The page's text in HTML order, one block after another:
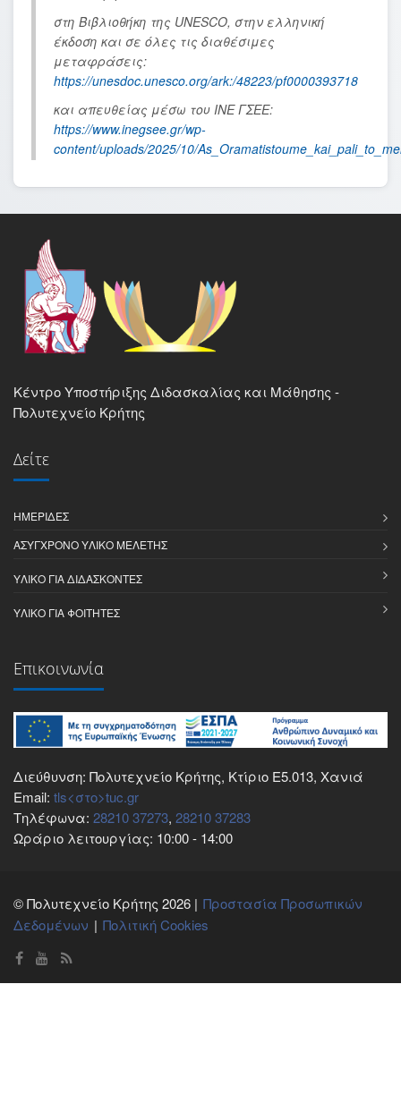
στη Βιβλιοθήκη της UNESCO, στην ελληνική
έκδοση και σε όλες τις διαθέσιμες
μεταφράσεις:
https://unesdoc.unesco.org/ark:/48223/pf0000393718
και απευθείας μέσω του ΙΝΕ ΓΣΕΕ:
https://www.inegsee.gr/wp-
content/uploads/2025/10/
Κέντρο Υποστήριξης Διδασκαλίας και Μάθησης -
Πολυτεχνείο Κρήτης
Δείτε
ΗΜΕΡΊΔΕΣ
ΑΣΎΓΧΡΟΝΟ ΥΛΙΚΌ ΜΕΛΈΤΗΣ
Επικοινωνία
Διεύθυνση: Πολυτεχνείο Κρήτης, Κτίριο E5.013, Χανιά
Email: tls<στο>tuc.gr
Τηλέφωνα: 28210 37273, 28210 37283
Ωράριο λειτουργίας: 10:00 - 14:00
© Πολυτεχνείο Κρήτης 2026 | Προστασία Προσωπικών
Δεδομένων
Πολιτική Cookies